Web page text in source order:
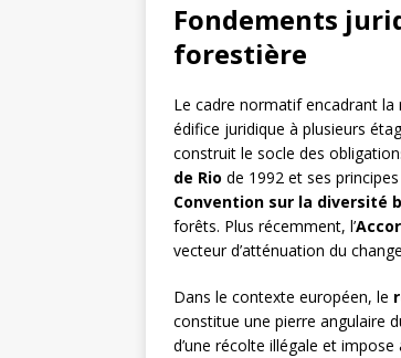
Fondements
forestière
Le cadre normatif encadrant
édifice juridique à plusieurs
construit le socle des
de Rio de 1992 et ses
Convention sur la diversité
forêts. Plus récemment, l’
vecteur d’atténuation du
Dans le contexte européen, le
constitue une pierre angulaire
d’une récolte illégale et